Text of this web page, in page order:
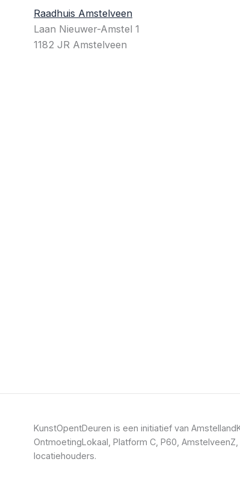
Raadhuis Amstelveen
Laan Nieuwer-Amstel 1
1182 JR Amstelveen
KunstOpentDeuren is een initiatief van
OntmoetingLokaal, Platform C, P60,
locatiehouders.